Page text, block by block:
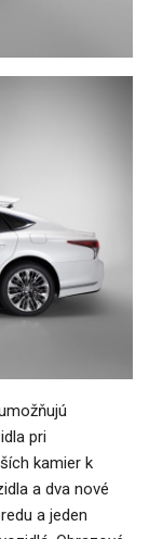
pri
kamier k
a dva nové
a jeden